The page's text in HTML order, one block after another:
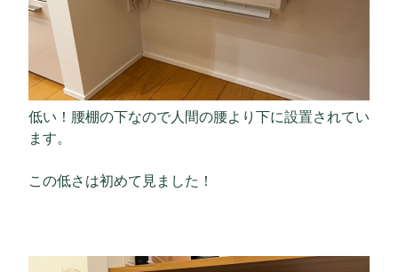
低い！腰棚の下なので人間の腰より下に設置されてい
ます。
この低さは初めて見ました！